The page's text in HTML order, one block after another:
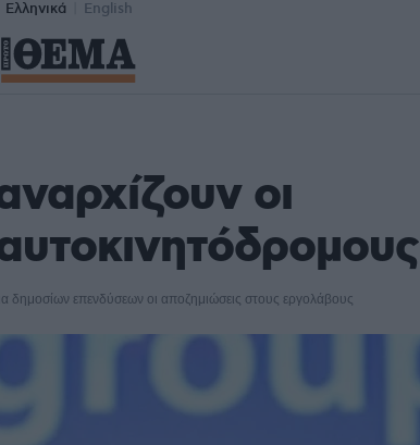
Ελληνικά English
οι
δημοσίων επενδύσεων οι αποζημιώσεις στους εργολάβους